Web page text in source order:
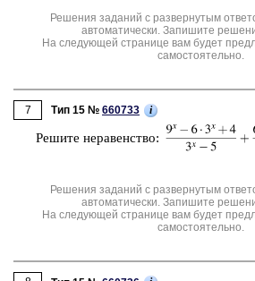
Решения заданий с развернутым
автоматически. Запишите
На следующей странице вам будет
самостоятельно.
7 Тип 15 № 660733 i
Ре­ши­те не­ра­вен­ство:
Решения заданий с развернутым
автоматически. Запишите
На следующей странице вам будет
самостоятельно.